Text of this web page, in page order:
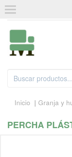
Inicio | Granja y
PERCHA